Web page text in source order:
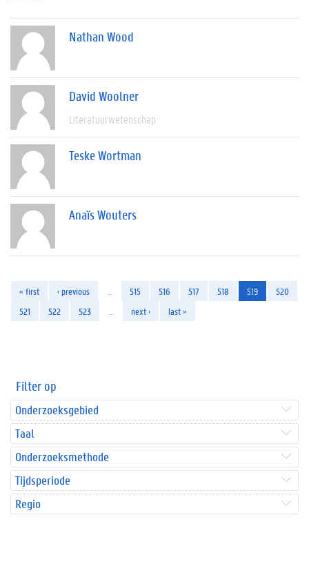
Nathan Wood
David Woolner
Literatuurwetenschap
Teske Wortman
Anaïs Wouters
« first ‹ previous 515 516 517 518 519
520
521
522 523 next › last »
Filter op
Onderzoeksgebied
Taal
Onderzoeksmethode
Tijdsperiode
Regio